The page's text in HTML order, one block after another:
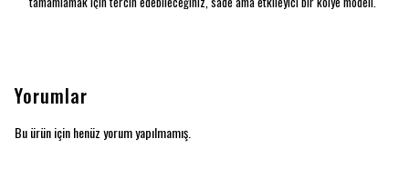
Yorumlar
Bu ürün için henüz yorum yapılmamış.